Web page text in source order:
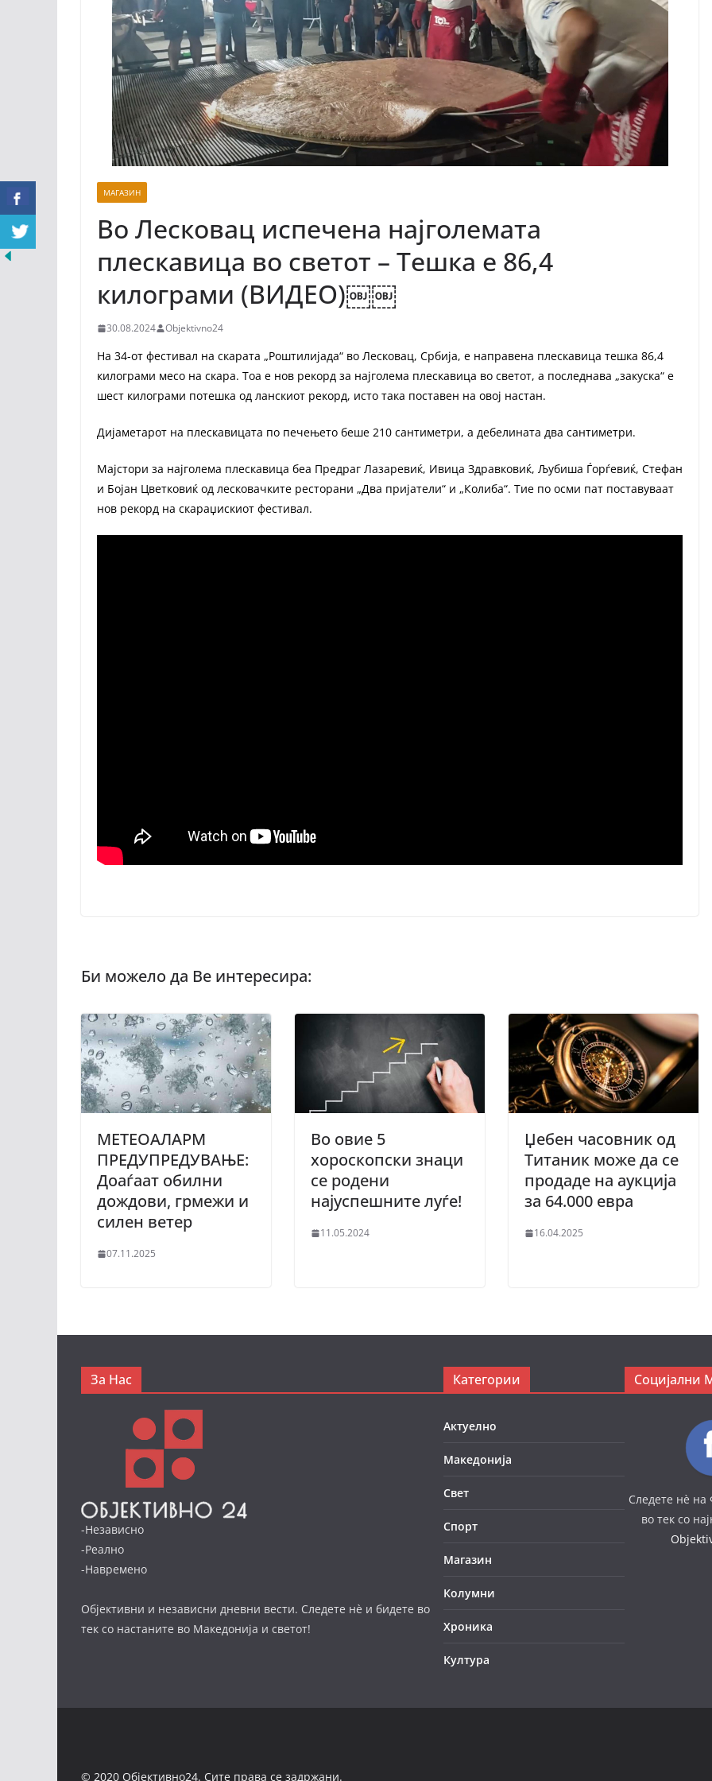
МАГАЗИН
Во Лесковац испечена најголемата
плескавица во светот – Тешка е 86,4
килограми (ВИДЕО)￼￼
30.08.2024 Objektivno24
На 34-от фестивал на скарата „Роштилијада“ во Лесковац, Србија, е направена плескавица тешка 86,4
килограми месо на скара. Тоа е нов рекорд за најголема плескавица во светот, а последнава „закуска“ е
шест килограми потешка од ланскиот рекорд, исто така поставен на овој настан.
Дијаметарот на плескавицата по печењето беше 210 сантиметри, а дебелината два сантиметри.
Мајстори за најголема плескавица беа Предраг Лазаревиќ, Ивица Здравковиќ, Љубиша Ѓорѓевиќ, Стефан
и Бојан Цветковиќ од лесковачките ресторани „Два пријатели“ и „Колиба“. Тие по осми пат поставуваат
нов рекорд на скараџискиот фестивал.
МЕТЕОАЛАРМ
ПРЕДУПРЕДУВАЊЕ:
Доаѓаат обилни
дождови, грмежи и
силен ветер
07.11.2025
Во овие 5
хороскопски знаци
се родени
најуспешните луѓе!
11.05.2024
Џебен часовник од
Титаник може да се
продаде на аукција
за 64.000 евра
16.04.2025
За Нас
-Независно
-Реално
-Навремено
Објективни и независни дневни вести. Следете нè и бидете во
тек со настаните во Македонија и светот!
Категории
Актуелно
Македонија
Свет
Спорт
Магазин
Колумни
Хроника
Култура
Социјални
Следете нè на
во тек со